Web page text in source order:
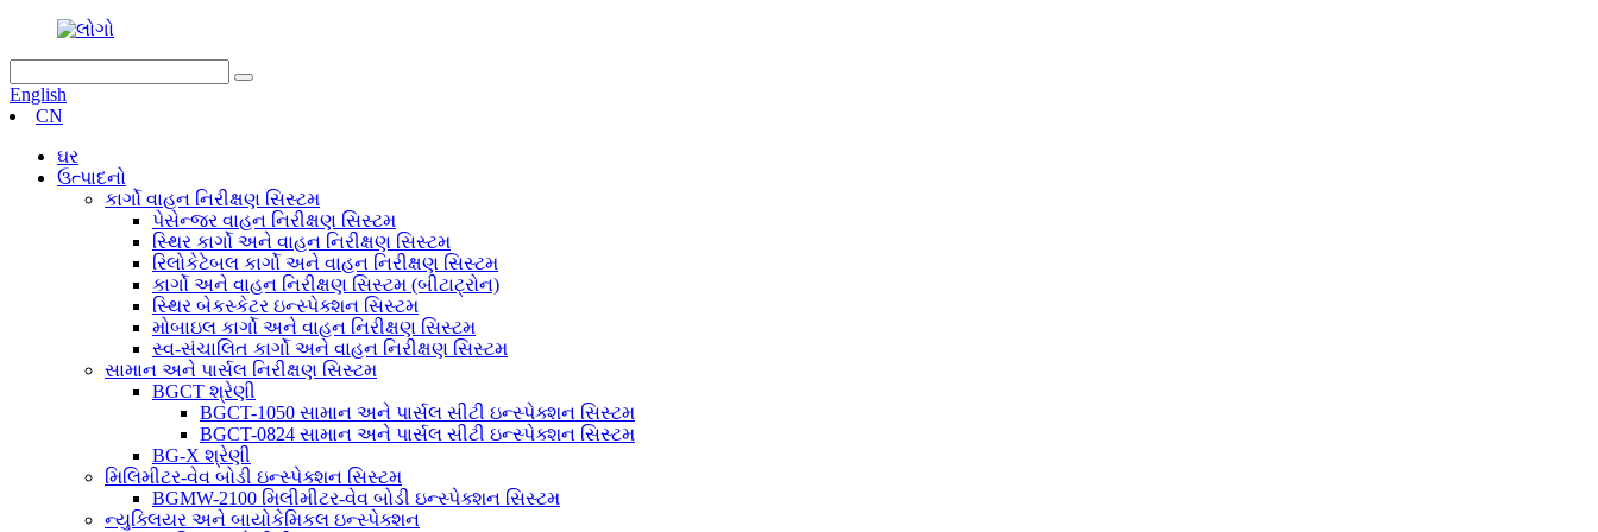
English
CN
ઘર
ઉત્પાદનો
કાર્ગો વાહન નિરીક્ષણ સિસ્ટમ
પેસેન્જર વાહન નિરીક્ષણ સિસ્ટમ
સ્થિર કાર્ગો અને વાહન નિરીક્ષણ સિસ્ટમ
રિલોકેટેબલ કાર્ગો અને વાહન નિરીક્ષણ સિસ્ટમ
કાર્ગો અને વાહન નિરીક્ષણ સિસ્ટમ (બીટાટ્રોન)
સ્થિર બેકસ્કેટર ઇન્સ્પેક્શન સિસ્ટમ
મોબાઇલ કાર્ગો અને વાહન નિરીક્ષણ સિસ્ટમ
સ્વ-સંચાલિત કાર્ગો અને વાહન નિરીક્ષણ સિસ્ટમ
સામાન અને પાર્સલ નિરીક્ષણ સિસ્ટમ
BGCT શ્રેણી
BGCT-1050 સામાન અને પાર્સલ સીટી ઇન્સ્પેક્શન સિસ્ટમ
BGCT-0824 સામાન અને પાર્સલ સીટી ઇન્સ્પેક્શન સિસ્ટમ
BG-X શ્રેણી
મિલિમીટર-વેવ બોડી ઇન્સ્પેક્શન સિસ્ટમ
BGMW-2100 મિલીમીટર-વેવ બોડી ઇન્સ્પેક્શન સિસ્ટમ
ન્યુક્લિયર અને બાયોકેમિકલ ઇન્સ્પેક્શન